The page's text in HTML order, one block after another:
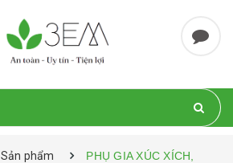
Sản phẩm
PHỤ GIA XÚC XÍCH,